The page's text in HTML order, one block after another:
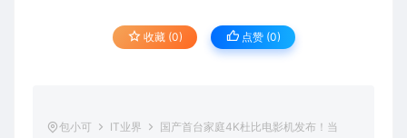
收藏 (0) 点赞 (0)
包小可 IT业界
国产首台家庭4K杜比电影机发布！当